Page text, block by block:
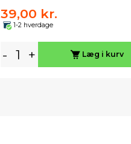
39,00 kr.
1-2 hverdage
- + Læg i kurv